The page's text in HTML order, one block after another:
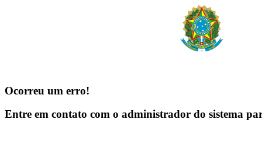
Ocorreu um erro!
Entre em contato com o administrador do sistema